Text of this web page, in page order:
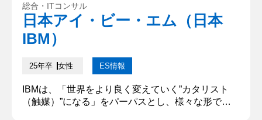
IBMで自分が果たしたい役割やIBMでの仕事を通じ
て成し遂げたいことを教えてください。 お客様の課
題を解決して成長を支え...
総合・ITコンサル
日本アイ・ビー・エム（日本
IBM）
25年卒 女性 ES情報
IBMは、「世界をより良く変えていく”カタリスト
（触媒）”になる」をパーパスとし、様々な形で社